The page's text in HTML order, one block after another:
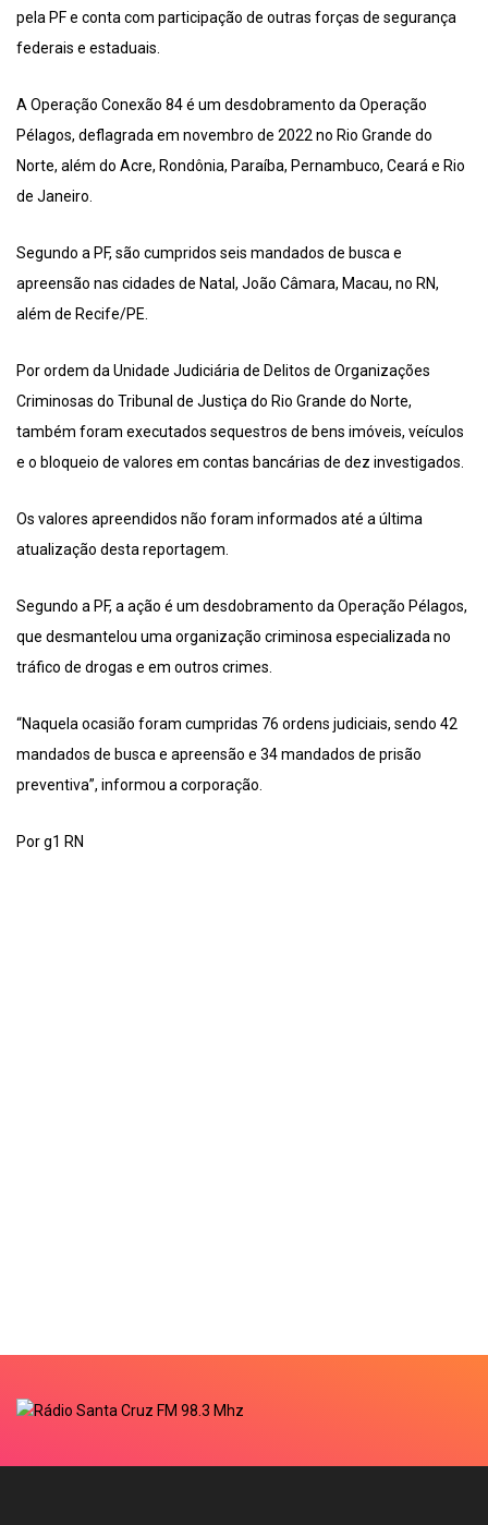
pela PF e conta com participação de outras forças de segurança
federais e estaduais.
A Operação Conexão 84 é um desdobramento da Operação
Pélagos, deflagrada em novembro de 2022 no Rio Grande do
Norte, além do Acre, Rondônia, Paraíba, Pernambuco, Ceará e Rio
de Janeiro.
Segundo a PF, são cumpridos seis mandados de busca e
apreensão nas cidades de Natal, João Câmara, Macau, no RN,
além de Recife/PE.
Por ordem da Unidade Judiciária de Delitos de Organizações
Criminosas do Tribunal de Justiça do Rio Grande do Norte,
também foram executados sequestros de bens imóveis, veículos
e o bloqueio de valores em contas bancárias de dez investigados.
Os valores apreendidos não foram informados até a última
atualização desta reportagem.
Segundo a PF, a ação é um desdobramento da Operação Pélagos,
que desmantelou uma organização criminosa especializada no
tráfico de drogas e em outros crimes.
“Naquela ocasião foram cumpridas 76 ordens judiciais, sendo 42
mandados de busca e apreensão e 34 mandados de prisão
preventiva”, informou a corporação.
Por g1 RN